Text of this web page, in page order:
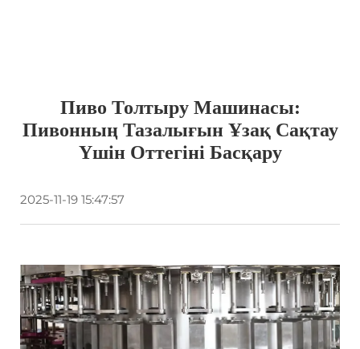
Пиво Толтыру Машинасы:
Пивонның Тазалығын Ұзақ Сақтау
Үшін Оттегіні Басқару
2025-11-19 15:47:57